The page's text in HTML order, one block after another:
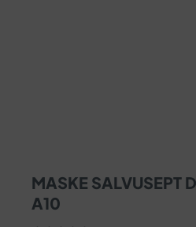
MASKE SALVUSEPT
A10